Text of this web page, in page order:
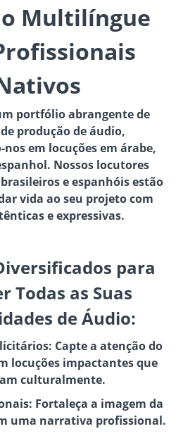
Multilíngue
portfólio abrangente de
produção de áudio,
em locuções em árabe,
Nossos locutores
e espanhóis estão
vida ao seu projeto com
e expressivas.
para
Todas as Suas
de Áudio:
Capte a atenção do
locuções impactantes que
culturalmente.
Fortaleça a imagem da
uma narrativa profissional.